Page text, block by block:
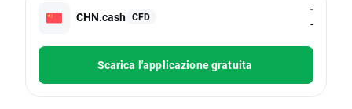
CHN.cash CFD
-
-
Scarica l'applicazione gratuita